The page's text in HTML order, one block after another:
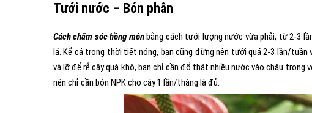
Tưới nước – Bón phân
Cách chăm sóc hồng mônbằng cách tưới lượng nước vừa phải, từ 2-3
lá. Kể cả trong thời tiết nóng, bạn cũng đừng nên tưới quá 2-3 lần/
và lỡ để rễ cây quá khô, bạn chỉ cần đổ thật nhiều nước vào chậu trong
nên chỉ cần bón NPK cho cây 1 lần/tháng là đủ.